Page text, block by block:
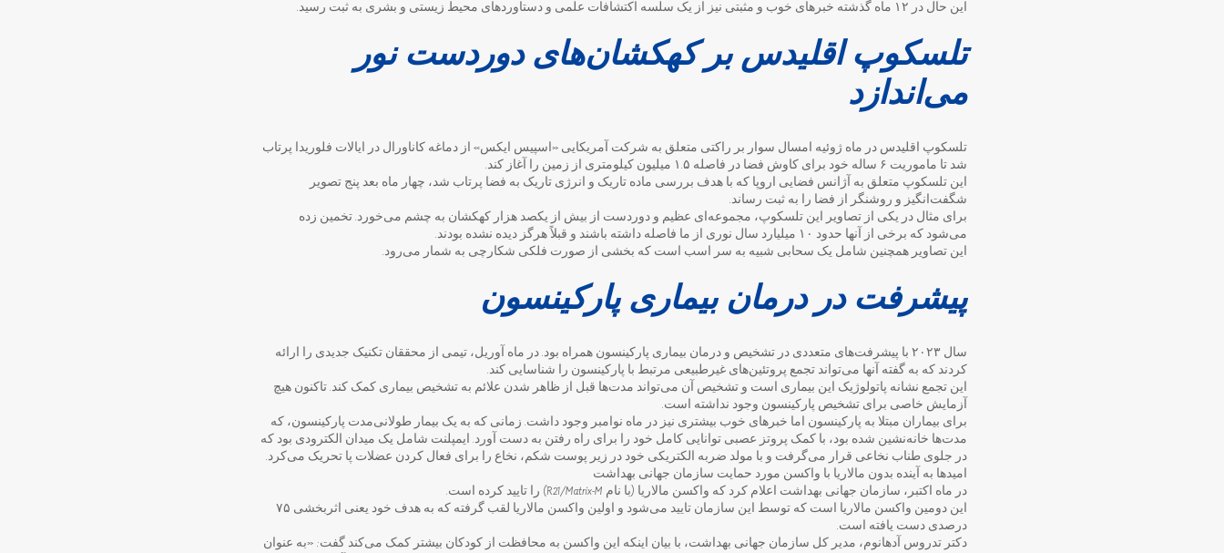
این حال در ۱۲ ماه گذشته خبرهای خوب و مثبتی نیز از یک سلسه اکتشافات علمی و دستاوردهای محیط‌ زیستی و بشری به ثبت رسید.
تلسکوپ اقلیدس بر کهکشان‌های دوردست نور
می‌اندازد
تلسکوپ اقلیدس در ماه ژوئیه امسال سوار بر راکتی متعلق به شرکت آمریکایی «اسپیس ایکس» از دماغه کاناورال در ایالات فلوریدا پرتاب
شد تا ماموریت ۶ ساله خود برای کاوش فضا در فاصله ۱.۵ میلیون کیلومتری از زمین را آغاز کند.
این تلسکوپ متعلق به آژانس فضایی اروپا که با هدف بررسی ماده تاریک و انرژی تاریک به فضا پرتاب شد، چهار ماه بعد پنج تصویر
شگفت‌انگیز و روشنگر از فضا را به ثبت رساند.
برای مثال در یکی از تصاویر این تلسکوپ، مجموعه‌ای عظیم و دوردست از بیش از یکصد هزار کهکشان به چشم می‌خورد. تخمین زده
می‌شود که برخی از آنها حدود ۱۰ میلیارد سال نوری از ما فاصله داشته باشند و قبلاً هرگز دیده نشده بودند.
این تصاویر همچنین شامل یک سحابی شبیه به سر اسب است که بخشی از صورت فلکی شکارچی به شمار می‌رود.
پیشرفت در درمان بیماری پارکینسون
سال ۲۰۲۳ با پیشرفت‌های متعددی در تشخیص و درمان بیماری پارکینسون همراه بود. در ماه آوریل، تیمی از محققان تکنیک جدیدی را ارائه
کردند که به گفته آنها می‌تواند تجمع پروتئین‌های غیرطبیعی مرتبط با پارکینسون را شناسایی کند.
این تجمع نشانه پاتولوژیک این بیماری است و تشخیص آن می‌تواند مدت‌ها قبل از ظاهر شدن علائم به تشخیص بیماری کمک کند. تاکنون هیچ
آزمایش خاصی برای تشخیص پارکینسون وجود نداشته است.
برای بیماران مبتلا به پارکینسون اما خبرهای خوب بیشتری نیز در ماه نوامبر وجود داشت. زمانی که به یک بیمار طولانی‌مدت پارکینسون، که
مدت‌ها خانه‌نشین شده بود، با کمک پروتز عصبی توانایی کامل خود را برای راه رفتن به دست آورد. ایمپلنت شامل یک میدان الکترودی بود که
در جلوی طناب نخاعی قرار می‌گرفت و با مولد ضربه الکتریکی خود در زیر پوست شکم، نخاع را برای فعال کردن عضلات پا تحریک می‌کرد.
امیدها به آینده بدون مالاریا با واکسن مورد حمایت سازمان جهانی بهداشت
در ماه اکتبر، سازمان جهانی بهداشت اعلام کرد که واکسن مالاریا (با نام R21/Matrix-M) را تایید کرده است.
این دومین واکسن مالاریا است که توسط این سازمان تایید می‌شود و اولین واکسن مالاریا لقب گرفته که به هدف خود یعنی اثربخشی ۷۵
درصدی دست یافته است.
دکتر تدروس آدهانوم، مدیر کل سازمان جهانی بهداشت، با بیان اینکه این واکسن به محافظت از کودکان بیشتر کمک می‌کند گفت: «به عنوان